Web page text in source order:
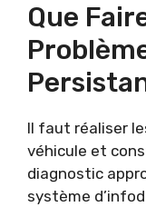
Que
Il faut réaliser
véhicule et
diagnostic
système